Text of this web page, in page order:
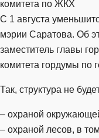
С 1 августа
мэрии Саратова. Об
заместитель главы
комитета гордумы по
Так, структура не
– охраной
– охраной лесов, в